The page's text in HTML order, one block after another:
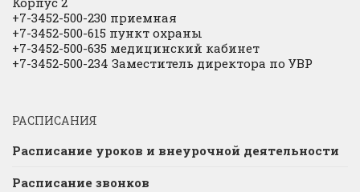
+7-3452-500-230 приемная
+7-3452-500-615 пункт охраны
+7-3452-500-635 медицинский кабинет
+7-3452-500-234 Заместитель директора по УВР
РАСПИСАНИЯ
Расписание уроков и внеурочной деятельности
Расписание звонков